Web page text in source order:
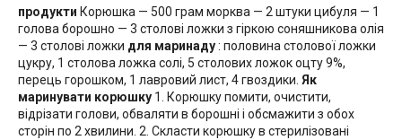
продукти Корюшка — 500 грам морква — 2 штуки цибуля — 1
голова борошно — 3 столові ложки з гіркою соняшникова олія
— 3 столові ложки для маринаду: половина столової ложки
цукру, 1 столова ложка солі, 5 столових ложок оцту 9%,
перець горошком, 1 лавровий лист, 4 гвоздики. Як
маринувати корюшку 1. Корюшку помити, очистити,
відрізати голови, обваляти в борошні і обсмажити з обох
сторін по 2 хвилини. 2. Скласти корюшку в стерилізовані